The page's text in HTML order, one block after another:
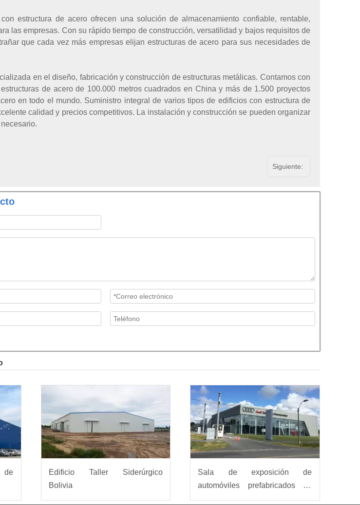
estructura de acero ofrecen una solución de almacenamiento confiable, rentable,
las empresas. Con su rápido tiempo de construcción, versatilidad y bajos requisitos de
que cada vez más empresas elijan estructuras de acero para sus necesidades de
en el diseño, fabricación y construcción de estructuras metálicas. Contamos con
de acero de 100.000 metros cuadrados en China y más de 1.500 proyectos
en todo el mundo. Suministro integral de varios tipos de edificios con estructura de
calidad y precios competitivos. La instalación y construcción se pueden organizar
Siguiente:
de
Edificio Taller Siderúrgico
Bolivia
Sala de exposición de
automóviles prefabricados de
Uruguay